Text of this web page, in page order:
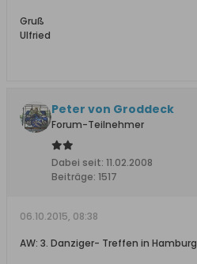
Gruß
Ulfried
Peter von Groddeck
Forum-Teilnehmer
Dabei seit: 11.02.2008
Beiträge: 1517
06.10.2015, 08:38
AW: 3. Danziger- Treffen in Hamburg